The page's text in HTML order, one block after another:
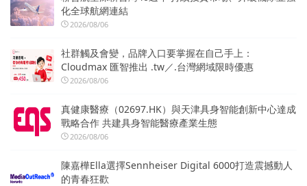
化全球航網連結
2026/08/06
社群觸及會變，品牌入口要掌握在自己手上：
Cloudmax 匯智推出 .tw／.台灣網域限時優惠
2026/08/06
真健康醫療（02697.HK）與天津具身智能創新中心達成
戰略合作 共建具身智能醫療產業生態
2026/08/06
陳嘉樺Ella選擇Sennheiser Digital 6000打造震撼動人
的青春狂歡